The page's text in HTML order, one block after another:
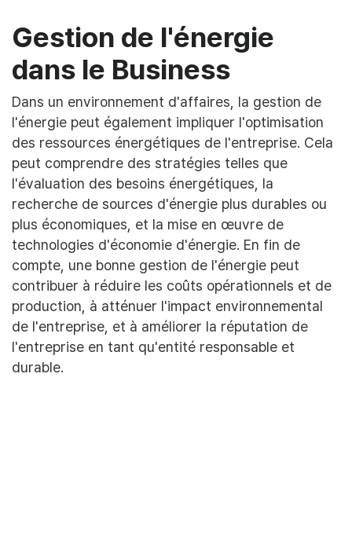
Gestion de l'énergie
dans le Business
Dans un environnement d'affaires, la gestion de
l'énergie peut également impliquer l'optimisation
des ressources énergétiques de l'entreprise. Cela
peut comprendre des stratégies telles que
l'évaluation des besoins énergétiques, la
recherche de sources d'énergie plus durables ou
plus économiques, et la mise en œuvre de
technologies d'économie d'énergie. En fin de
compte, une bonne gestion de l'énergie peut
contribuer à réduire les coûts opérationnels et de
production, à atténuer l'impact environnemental
de l'entreprise, et à améliorer la réputation de
l'entreprise en tant qu'entité responsable et
durable.